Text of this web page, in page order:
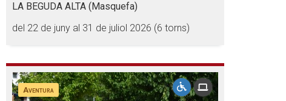
LA BEGUDA ALTA (Masquefa)
del 22 de juny al 31 de juliol 2026 (6 torns)
Aventura